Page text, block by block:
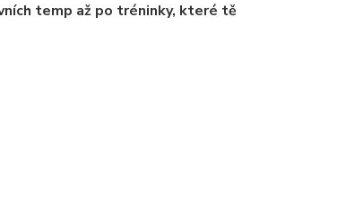
temp až po tréninky, které tě